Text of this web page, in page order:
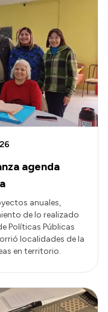
agenda
anuales,
de lo realizado
Políticas Públicas
localidades de la
en territorio.